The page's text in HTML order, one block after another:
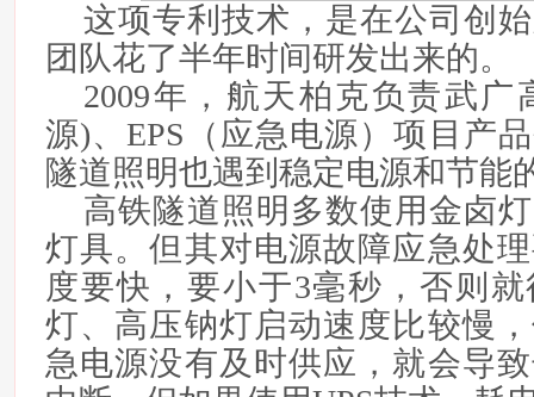
这项专利技术，是在公司创
团队花了半年时间研发出来的。
2009年，航天柏克负责武广
源)、EPS（应急电源）项目产
隧道照明也遇到稳定电源和节能
高铁隧道照明多数使用金卤
灯具。但其对电源故障应急处
度要快，要小于3毫秒，否则
灯、高压钠灯启动速度比较慢
急电源没有及时供应，就会导